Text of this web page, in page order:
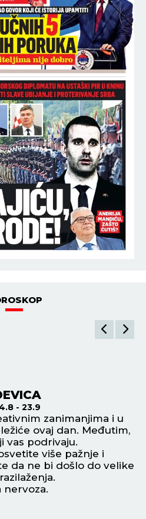
- 23.9
zanimanjima i u
ovaj dan. Međutim,
vas podrivaju.
više pažnje i
da ne bi došlo do velike
nervoza.